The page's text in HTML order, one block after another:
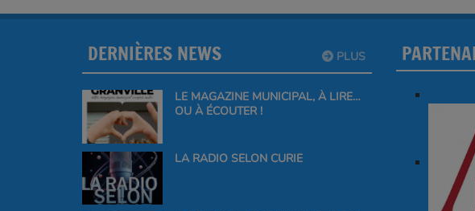
PLUS
DERNIÈRES NEWS
LE MAGAZINE MUNICIPAL, À LIRE…
OU À ÉCOUTER !
LA RADIO SELON CURIE